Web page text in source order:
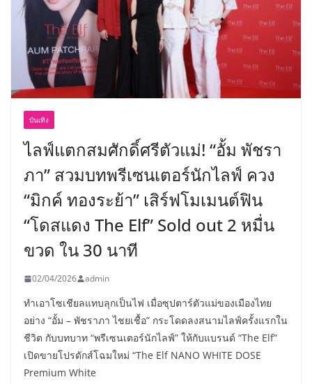
บันเทิง
ไลฟ์แตกสมศักดิ์ศรีตัวแม่! “อั้ม พัชรา
ภา” สวมบทพรีเซนเตอร์นักไลฟ์ ควง
“มิกค์ ทองระย้า” เสิร์ฟโมเมนต์ฟิน
“โดสแดง The Elf” Sold out 2 หมื่น
ขวด ใน 30 นาที
02/04/2026 admin
ทำเอาโซเชียลแทบลุกเป็นไฟ เมื่อซุปตาร์ตัวแม่ของเมืองไทย
อย่าง “อั้ม – พัชราภา ไชยเชื้อ” กระโดดลงสนามไลฟ์ครั้งแรกใน
ชีวิต กับบทบาท “พรีเซนเตอร์นักไลฟ์” ให้กับแบรนด์ “The Elf”
เปิดขายโปรดักส์โฉมใหม่ “The Elf NANO WHITE DOSE
Premium White